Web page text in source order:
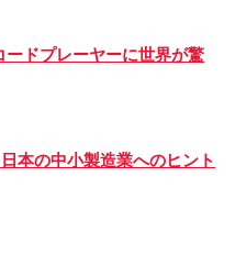
ドプレーヤーに世界が驚
本の中小製造業へのヒント